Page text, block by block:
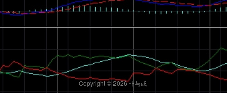
Copyright © 2026非与或